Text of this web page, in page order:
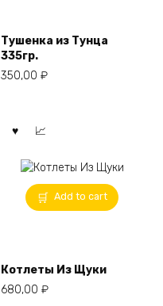
Тушенка из Тунца
335гр.
350,00 ₽
Add to cart
Котлеты Из Щуки
680,00 ₽